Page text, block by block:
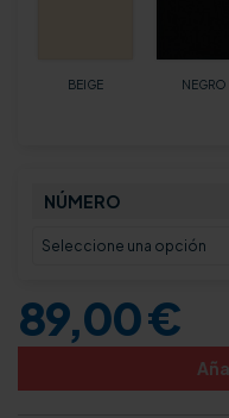
BEIGE NEGRO
NÚMERO
89,00 €